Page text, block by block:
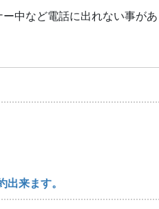
中など電話に出れない事があ
来ます。